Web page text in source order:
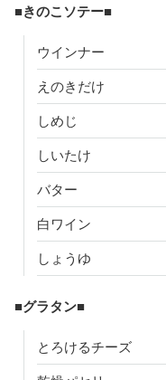
■きのこソテー■
ウインナー
えのきだけ
しめじ
しいたけ
バター
白ワイン
しょうゆ
■グラタン■
とろけるチーズ